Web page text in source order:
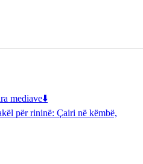
mediave⬇️
për rininë: Çairi në këmbë,